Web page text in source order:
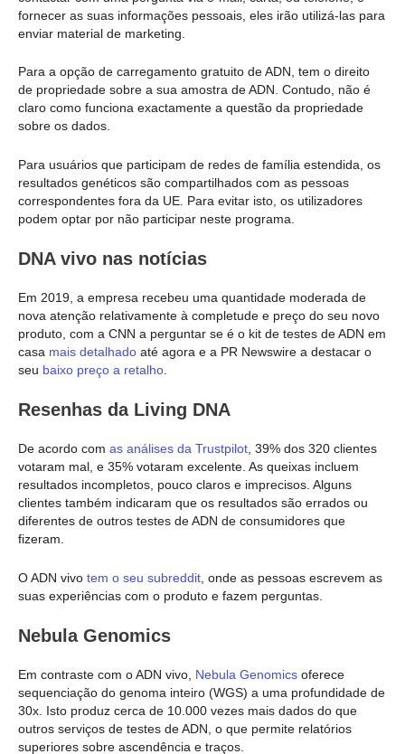
fornecer as suas informações pessoais, eles irão utilizá-las para
enviar material de marketing.
Para a opção de carregamento gratuito de ADN, tem o direito
de propriedade sobre a sua amostra de ADN. Contudo, não é
claro como funciona exactamente a questão da propriedade
sobre os dados.
Para usuários que participam de redes de família estendida, os
resultados genéticos são compartilhados com as pessoas
correspondentes fora da UE. Para evitar isto, os utilizadores
podem optar por não participar neste programa.
DNA vivo nas notícias
Em 2019, a empresa recebeu uma quantidade moderada de
nova atenção relativamente à completude e preço do seu novo
produto, com a CNN a perguntar se é o kit de testes de ADN em
casa mais detalhado até agora e a PR Newswire a destacar o
seu baixo preço a retalho
Resenhas da Living DNA
De acordo com as análises da Trustpilot, 39% dos 320 clientes
votaram mal, e 35% votaram excelente. As queixas incluem
resultados incompletos, pouco claros e imprecisos. Alguns
clientes também indicaram que os resultados são errados ou
diferentes de outros testes de ADN de consumidores que
fizeram.
O ADN vivo tem o seu subreddit , onde as pessoas escrevem as
suas experiências com o produto e fazem perguntas.
Nebula Genomics
Em contraste com o ADN vivo, Nebula Genomics oferece
sequenciação do genoma inteiro (WGS) a uma profundidade de
30x. Isto produz cerca de 10.000 vezes mais dados do que
outros serviços de testes de ADN, o que permite relatórios
superiores sobre ascendência e traços.